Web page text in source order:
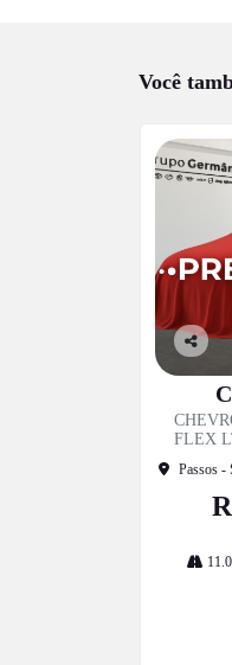
Você
he
FLEX
Passos -